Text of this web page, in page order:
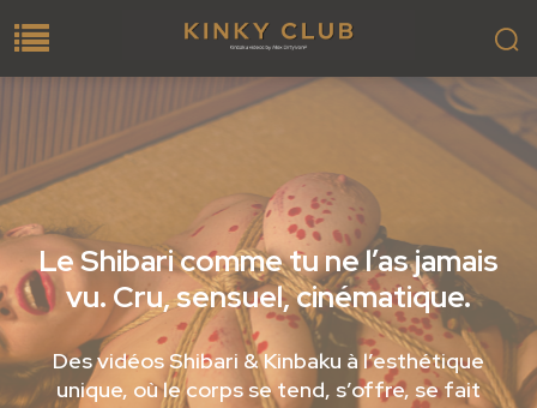
Le Shibari comme tu ne l’as jamais
vu. Cru, sensuel, cinématique.
Des vidéos Shibari & Kinbaku à l’esthétique
unique, où le corps se tend, s’offre, se fait